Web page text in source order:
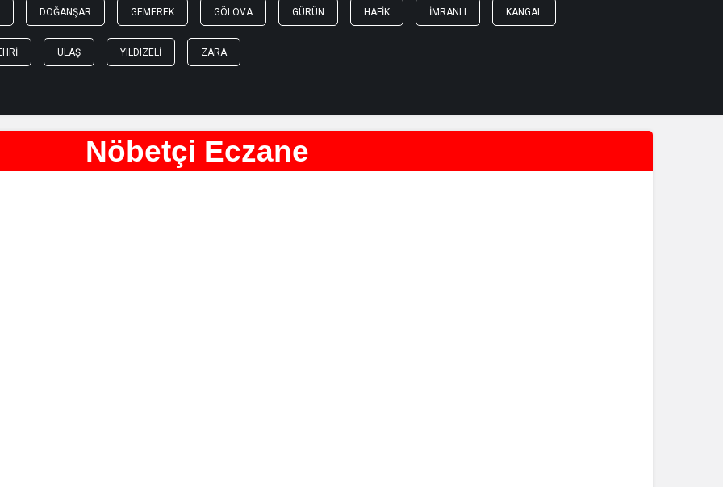
DOĞANŞAR GEMEREK GÖLOVA GÜRÜN HAFIK İMRANLI KANGAL
ULAŞ YILDIZELI ZARA
Nöbetçi Eczane